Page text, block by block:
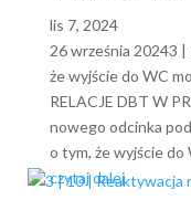
lis 7, 2024
26 września 20243 |
że wyjście do WC
RELACJE DBT W
nowego odcinka
o tym, że wyjście do
czytaj dalej